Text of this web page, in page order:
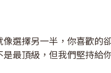
像選擇另一半，你喜歡的
是最頂級，但我們堅持給